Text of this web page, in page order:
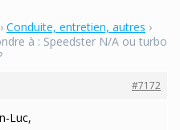
› Conduite, entretien, autres ›
à : Speedster N/A ou turbo
#7172
Luc,